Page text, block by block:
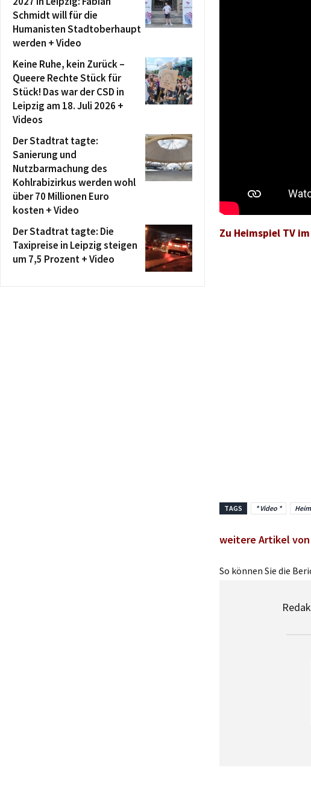
Zu Heimspiel TV
TAGS * Video *
weitere Artikel
So können Sie die
Schmidt will für die
Humanisten Stadtoberhaupt
werden + Video
Keine Ruhe, kein Zurück –
Queere Rechte Stück für
Stück! Das war der CSD in
Leipzig am 18. Juli 2026 +
Videos
Der Stadtrat tagte:
Sanierung und
Nutzbarmachung des
Kohlrabizirkus werden wohl
über 70 Millionen Euro
kosten + Video
Der Stadtrat tagte: Die
Taxipreise in Leipzig steigen
um 7,5 Prozent + Video